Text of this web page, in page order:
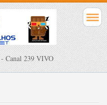
Canal 239 VIVO